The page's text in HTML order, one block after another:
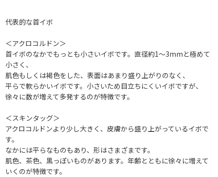
代表的な首イボ
＜アクロコルドン＞
首イボのなかでもっとも小さいイボです。直径約1〜3mmと極めて
小さく、
肌色もしくは褐色をした、表面はあまり盛り上がりのなく、
平らで軟らかいイボです。小さいため目立ちにくいイボですが、
徐々に数が増えて多発するのが特徴です。
＜スキンタッグ＞
アクロコルドンより少し大きく、皮膚から盛り上がっているイボで
す。
なかには平らなものもあり、形はさまざまです。
肌色、茶色、黒っぽいものがあります。年齢とともに徐々に増えて
いくのが特徴です。